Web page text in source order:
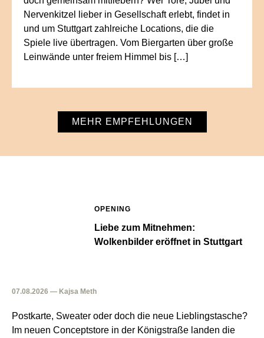
Nervenkitzel lieber in Gesellschaft erlebt, findet in
und um Stuttgart zahlreiche Locations, die die
Spiele live übertragen. Vom Biergarten über große
Leinwände unter freiem Himmel bis […]
MEHR EMPFEHLUNGEN
OPENING
Liebe zum Mitnehmen:
Wolkenbilder eröffnet in Stuttgart
07.08.2026 — Kajsa Meth
Postkarte, Sweater oder doch die neue Lieblingstasche?
Im neuen Conceptstore in der Königstraße landen die